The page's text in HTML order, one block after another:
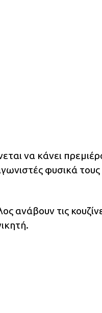
να κάνει
φυσικά τους
ανάβουν τις